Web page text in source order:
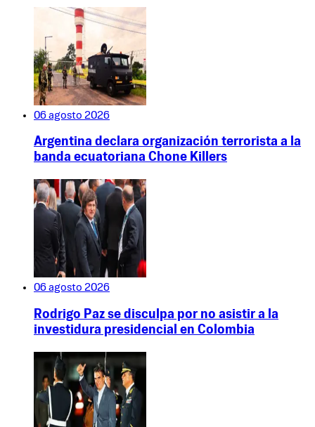
06 agosto 2026
Argentina declara organización terrorista a la
banda ecuatoriana Chone Killers
06 agosto 2026
Rodrigo Paz se disculpa por no asistir a la
investidura presidencial en Colombia